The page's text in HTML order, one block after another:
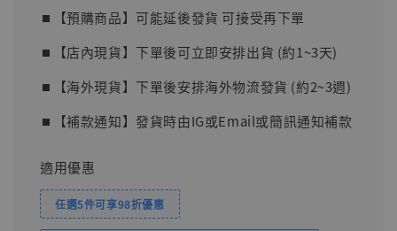
⏹︎【預購商品】可能延後發貨 可接受再下單
⏹︎【店內現貨】下單後可立即安排出貨 (約1~3天)
⏹︎【海外現貨】下單後安排海外物流發貨 (約2~3週)
⏹︎【補款通知】發貨時由IG或Email或簡訊通知補款
適用優惠
任選5件可享98折優惠